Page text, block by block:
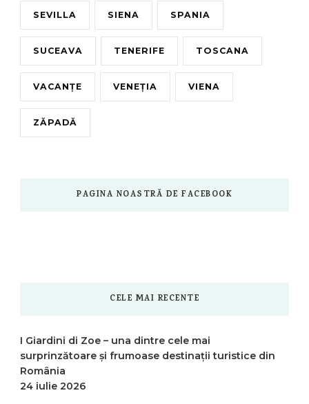
SEVILLA SIENA SPANIA
SUCEAVA TENERIFE TOSCANA
VACANȚE VENEȚIA VIENA
ZĂPADĂ
PAGINA NOASTRĂ DE FACEBOOK
CELE MAI RECENTE
I Giardini di Zoe – una dintre cele mai
surprinzătoare și frumoase destinații turistice din
România
24 iulie 2026